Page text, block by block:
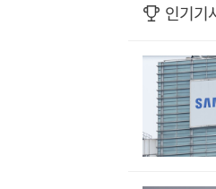
인기기